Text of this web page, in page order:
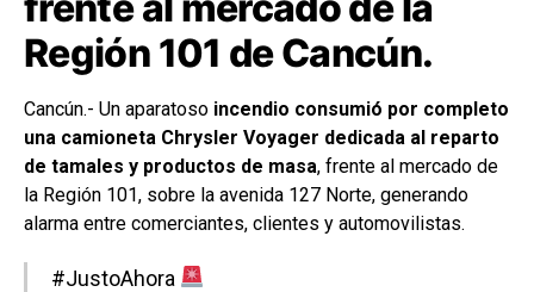
Región 101 de Cancún.
Cancún.- Un aparatoso incendio consumió por completo
una camioneta Chrysler Voyager dedicada al reparto
de tamales y productos de masa, frente al mercado de
la Región 101, sobre la avenida 127 Norte, generando
alarma entre comerciantes, clientes y automovilistas.
#JustoAhora